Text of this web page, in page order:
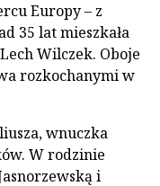
Europy – z
35 lat mieszkała
Wilczek. Oboje
rozkochanymi w
wnuczka
W rodzinie
i